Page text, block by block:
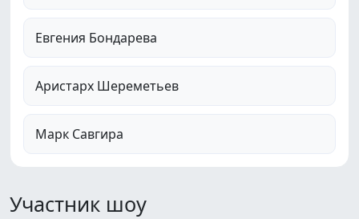
Евгения Бондарева
Аристарх Шереметьев
Марк Савгира
Участник шоу